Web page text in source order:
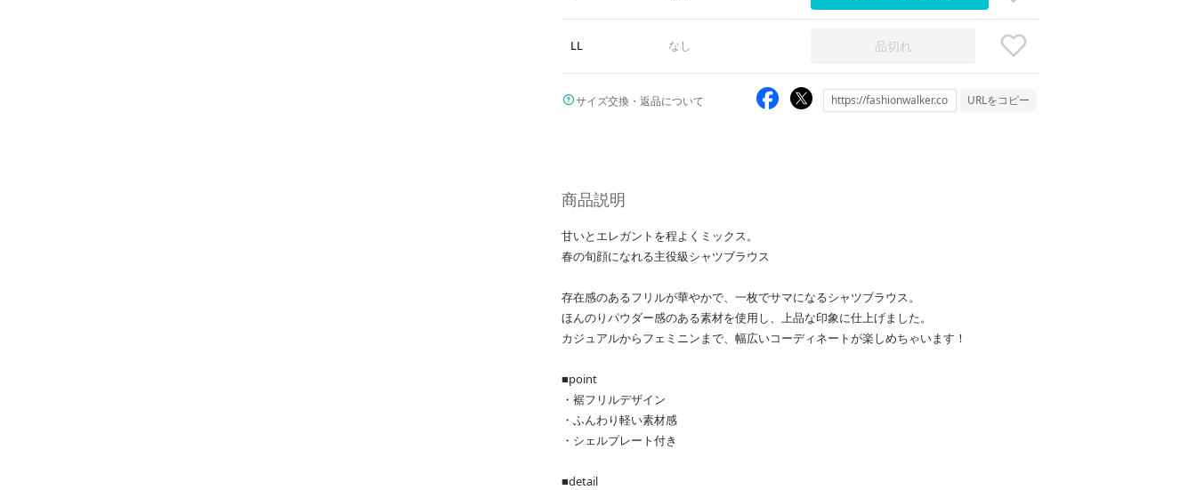
LL なし 品切れ
サイズ交換・返品について URLをコピー
商品説明
甘いとエレガントを程よくミックス。
春の旬顔になれる主役級シャツブラウス
存在感のあるフリルが華やかで、一枚でサマになるシャツブラウス。
ほんのりパウダー感のある素材を使用し、上品な印象に仕上げました。
カジュアルからフェミニンまで、幅広いコーディネートが楽しめちゃいます！
■point
・裾フリルデザイン
・ふんわり軽い素材感
・シェルプレート付き
■detail